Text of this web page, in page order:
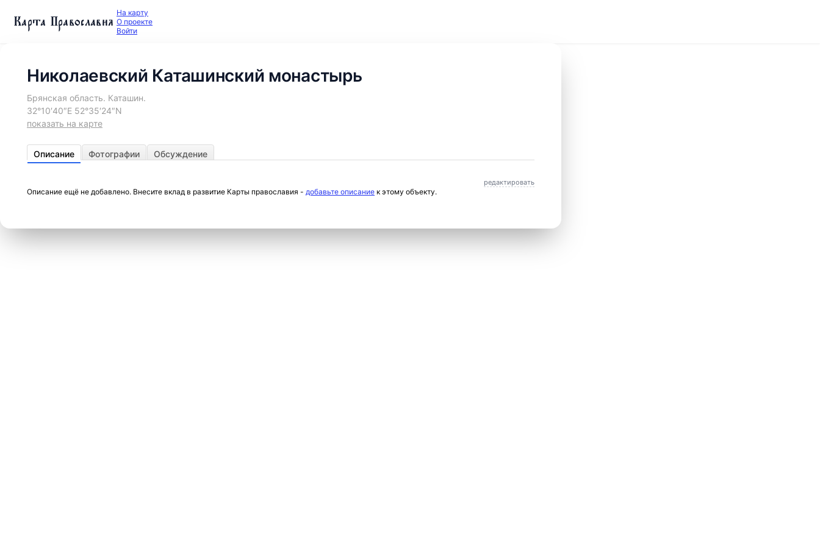
Карта Православия На карту
О проекте
Войти
Николаевский Каташинский монастырь
Брянская область. Каташин.
32°10′40″E 52°35′24″N
показать на карте
Описание Фотографии Обсуждение
редактировать
Описание ещё не добавлено. Внесите вклад в развитие Карты православия - добавьте описание к этому объекту.